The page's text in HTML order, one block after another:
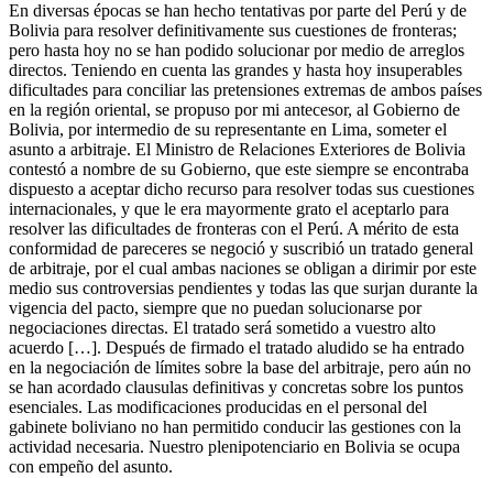
En diversas épocas se han hecho tentativas por parte del Perú y de
Bolivia para resolver definitivamente sus cuestiones de fronteras;
pero hasta hoy no se han podido solucionar por medio de arreglos
directos. Teniendo en cuenta las grandes y hasta hoy insuperables
dificultades para conciliar las pretensiones extremas de ambos países
en la región oriental, se propuso por mi antecesor, al Gobierno de
Bolivia, por intermedio de su representante en Lima, someter el
asunto a arbitraje. El Ministro de Relaciones Exteriores de Bolivia
contestó a nombre de su Gobierno, que este siempre se encontraba
dispuesto a aceptar dicho recurso para resolver todas sus cuestiones
internacionales, y que le era mayormente grato el aceptarlo para
resolver las dificultades de fronteras con el Perú. A mérito de esta
conformidad de pareceres se negoció y suscribió un tratado general
de arbitraje, por el cual ambas naciones se obligan a dirimir por este
medio sus controversias pendientes y todas las que surjan durante la
vigencia del pacto, siempre que no puedan solucionarse por
negociaciones directas. El tratado será sometido a vuestro alto
acuerdo […]. Después de firmado el tratado aludido se ha entrado
en la negociación de límites sobre la base del arbitraje, pero aún no
se han acordado clausulas definitivas y concretas sobre los puntos
esenciales. Las modificaciones producidas en el personal del
gabinete boliviano no han permitido conducir las gestiones con la
actividad necesaria. Nuestro plenipotenciario en Bolivia se ocupa
con empeño del asunto.